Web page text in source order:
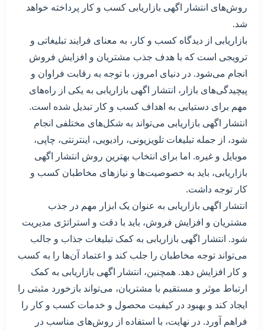
روش‌های انتشار اگهی بازاریابی کسب و کار پرداخته خواهد
شد.
بازاریابی از دیدگاه کسب و کار، به معنای فرایند تبلیغاتی و
ترویجی است که با هدف جذب مشتریان و افزایش فروش
انجام می‌شود. در دنیای امروز، با توجه به رقابت فراوان و
پیچیدگی‌های بازار، انتشار اگهی بازاریابی به یکی از راه‌های
مهم برای دستیابی به اهداف کسب و کار تبدیل شده است.
انتشار اگهی بازاریابی می‌تواند به شکل‌های مختلفی انجام
شود، از جمله تبلیغات تلویزیونی، رادیویی، اینترنتی، چاپی،
موبایل و غیره. اما برای انتخاب بهترین روش انتشار اگهی
بازاریابی، باید به خصوصیت‌ها و نیازهای مخاطبان کسب و
کار توجه داشت.
انتشار اگهی بازاریابی به عنوان یک ابزار مهم در جذب
مشتریان و افزایش فروش، باید با دقت و استراتژی مدیریت
شود. انتشار اگهی بازاریابی به کمک تبلیغات جذاب و جالب
می‌تواند توجه مخاطبان را جلب کند و اعتماد آن‌ها را به کسب
و کار افزایش دهد. همچنین، انتشار اگهی بازاریابی به کمک
ارتباط موثر و مستقیم با مشتریان، می‌تواند بازخورد مثبتی را
ایجاد کند و بهبود در کیفیت محصول و خدمات کسب و کار را
فراهم آورد. در نهایت، با استفاده از روش‌های مناسب در